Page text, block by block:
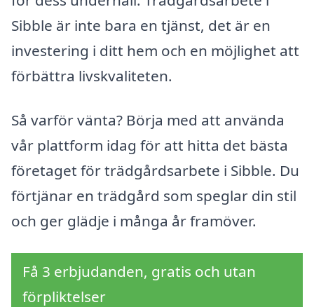
Sibble är inte bara en tjänst, det är en
investering i ditt hem och en möjlighet att
förbättra livskvaliteten.
Så varför vänta? Börja med att använda
vår plattform idag för att hitta det bästa
företaget för trädgårdsarbete i Sibble. Du
förtjänar en trädgård som speglar din stil
och ger glädje i många år framöver.
Få 3 erbjudanden, gratis och utan
förpliktelser